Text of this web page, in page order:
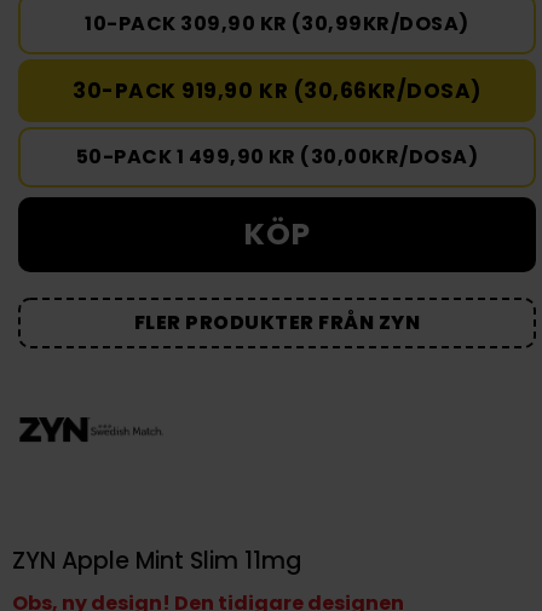
10-PACK 309,90 KR (30,99KR/DOSA)
30-PACK 919,90 KR (30,66KR/DOSA)
50-PACK 1 499,90 KR (30,00KR/DOSA)
KÖP
FLER PRODUKTER FRÅN ZYN
ZYN Apple Mint Slim 11mg
Obs, ny design! Den tidigare designen